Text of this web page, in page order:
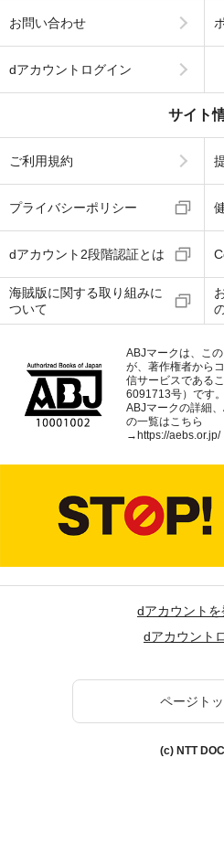
お問い合わせ
dアカウントログイン
サイト
ご利用規約
プライバシーポリシー
dアカウント2段階認証とは
海賊版に関する取り組みに
ついて
ABJマークは、こ
が、著作権者から
信サービスである
6091713号）です。
ABJマークの詳細
の一覧はこちら
→ https://aebs.or.jp/
dアカウントを
dアカウント
ページト
(c) NTT